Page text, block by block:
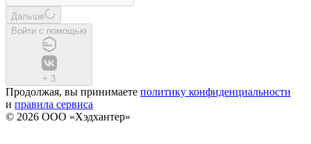
Дальше
Войти с помощью
+ 3
Продолжая, вы принимаете политику конфиденциальности
и правила сервиса
© 2026 ООО «Хэдхантер»